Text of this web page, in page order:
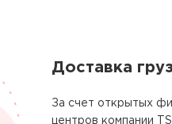
Доставка
За счет открытых
центров компании